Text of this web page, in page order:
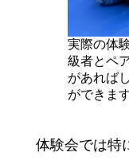
実際の体
級者とペ
があれば
ができます
体験会では特